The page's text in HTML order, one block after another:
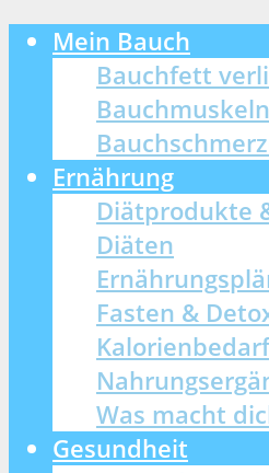
Mein Bauch
Bauchfett
Ernährung
Diätprodukte
Diäten
Fasten &
Kalorienbedarf
Was macht
Gesundheit